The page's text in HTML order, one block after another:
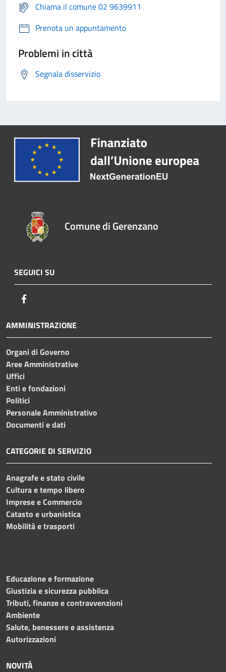
Chiama il comune 02 9639911
Prenota un appuntamento
Problemi in città
Segnala disservizio
Comune di Gerenzano
SEGUICI SU
AMMINISTRAZIONE
Organi di Governo
Aree Amministrative
Uffici
Enti e fondazioni
Politici
Personale Amministrativo
Documenti e dati
CATEGORIE DI SERVIZIO
Anagrafe e stato civile
Cultura e tempo libero
Imprese e Commercio
Catasto e urbanistica
Mobilità e trasporti
Educazione e formazione
Giustizia e sicurezza pubblica
Tributi, finanze e contravvenzioni
Ambiente
Salute, benessere e assistenza
Autorizzazioni
NOVITÀ